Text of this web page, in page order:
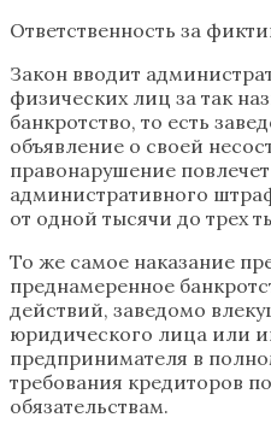
Ответственность за
Закон вводит
физических лиц за так
банкротство, то есть
объявление о своей
правонарушение
административного
от одной тысячи до трех
То же самое наказание
преднамеренное
действий, заведомо
юридического лица или
предпринимателя в
требования кредиторов
обязательствам.